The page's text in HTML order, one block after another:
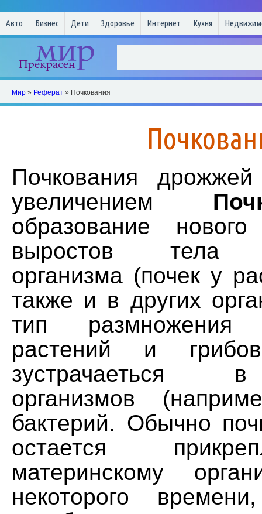
Авто Бизнес Дети Здоровье Интернет Кухня
Мир » Реферат » Почкования
Почкования
увеличением
образование
выростов тела
организма (почек у
также и в других
тип
растений и
зустрачаеться
организмов
бактерий. Обычно
остается
материнскому
некоторого